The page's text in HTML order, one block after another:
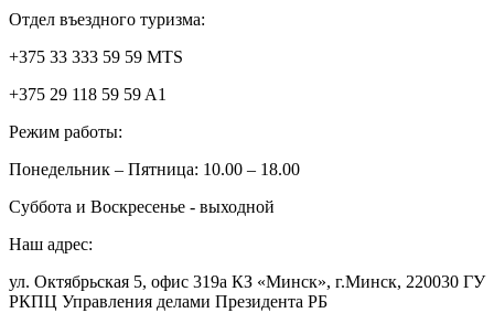
Отдел въездного туризма:
+375 33 333 59 59 MTS
+375 29 118 59 59 A1
Режим работы:
Понедельник – Пятница: 10.00 – 18.00
Суббота и Воскресенье - выходной
Наш адрес:
ул. Октябрьская 5, офис 319а КЗ «Минск», г.Минск, 220030 ГУ
РКПЦ Управления делами Президента РБ